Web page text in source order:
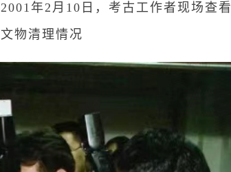
2001年2月10日，考古工作者现场查看
文物清理情况